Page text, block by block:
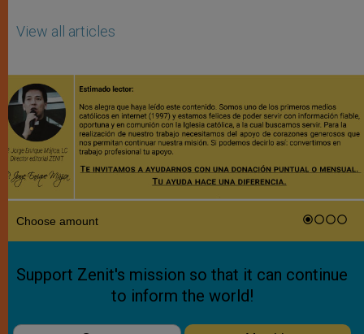
View all articles